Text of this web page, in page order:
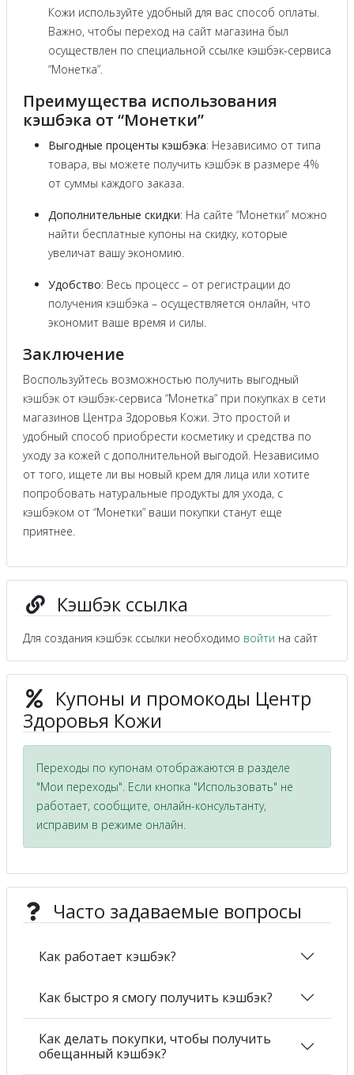
Кожи используйте удобный для вас способ оплаты.
Важно, чтобы переход на сайт магазина был
осуществлен по специальной ссылке кэшбэк-сервиса
“Монетка”.
Преимущества использования
кэшбэка от “Монетки”
Выгодные проценты кэшбэка: Независимо от типа
товара, вы можете получить кэшбэк в размере 4%
от суммы каждого заказа.
Дополнительные скидки: На сайте “Монетки” можно
найти бесплатные купоны на скидку, которые
увеличат вашу экономию.
Удобство: Весь процесс – от регистрации до
получения кэшбэка – осуществляется онлайн, что
экономит ваше время и силы.
Заключение
Воспользуйтесь возможностью получить выгодный
кэшбэк от кэшбэк-сервиса “Монетка” при покупках в сети
магазинов Центра Здоровья Кожи. Это простой и
удобный способ приобрести косметику и средства по
уходу за кожей с дополнительной выгодой. Независимо
от того, ищете ли вы новый крем для лица или хотите
попробовать натуральные продукты для ухода, с
кэшбэком от “Монетки” ваши покупки станут еще
приятнее.
Кэшбэк ссылка
Для создания кэшбэк ссылки необходимо войти на сайт
Купоны и промокоды Центр
Здоровья Кожи
Переходы по купонам отображаются в разделе
"Мои переходы". Если кнопка "Использовать" не
работает, сообщите, онлайн-консультанту,
исправим в режиме онлайн.
Часто задаваемые вопросы
Как работает кэшбэк?
Как быстро я смогу получить кэшбэк?
Как делать покупки, чтобы получить
обещанный кэшбэк?